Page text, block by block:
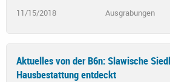
11/15/2018 Ausgrabungen
Aktuelles von der B6n: Slawische
Hausbestattung entdeckt